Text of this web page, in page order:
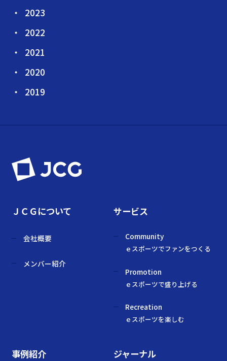
2023
2022
2021
2020
2019
ＪＣＧについて
会社概要
メンバー紹介
サービス
Community
ｅスポーツでファンをつくる
Promotion
ｅスポーツで盛り上げる
Recreation
ｅスポーツを楽しむ
事例紹介 ジャーナル